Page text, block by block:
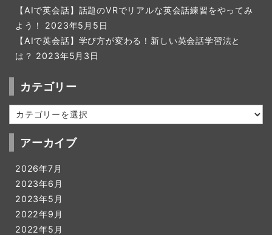
【AIで英会話】話題のVRでリアルな英会話練習をやってみ
よう！
2023年5月5日
【AIで英会話】学び方が変わる！新しい英会話学習法と
は？ 2023年5月3日
カテゴリー
テ
ゴ
アーカイブ
2026年7月
2023年6月
2023年5月
2022年9月
2022年5月